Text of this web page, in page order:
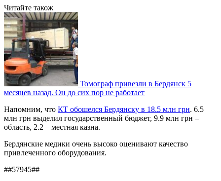
Читайте також
Томограф привезли в Бердянск 5
месяцев назад. Он до сих пор не работает
Напомним, что КТ обошелся Бердянску в 18.5 млн грн. 6.5
млн грн выделил государственный бюджет, 9.9 млн грн –
область, 2.2 – местная казна.
Бердянские медики очень высоко оценивают качество
привлеченного оборудования.
##57945##